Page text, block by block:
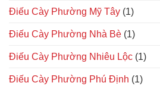
Điếu Cày Phường Mỹ Tây (1)
Điếu Cày Phường Nhà Bè (1)
Điếu Cày Phường Nhiêu Lộc (1)
Điếu Cày Phường Phú Định (1)